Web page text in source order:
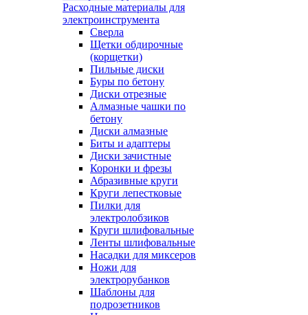
Расходные материалы для
электроинструмента
Сверла
Щетки обдирочные
(корщетки)
Пильные диски
Буры по бетону
Диски отрезные
Алмазные чашки по
бетону
Диски алмазные
Биты и адаптеры
Диски зачистные
Коронки и фрезы
Абразивные круги
Круги лепестковые
Пилки для
электролобзиков
Круги шлифовальные
Ленты шлифовальные
Насадки для миксеров
Ножи для
электрорубанков
Шаблоны для
подрозетников